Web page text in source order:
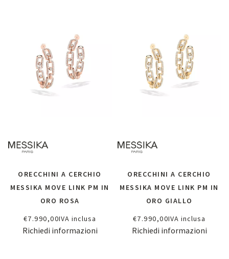
ORECCHINI A CERCHIO
MESSIKA MOVE LINK PM IN
ORO ROSA
€7.990,00IVA inclusa
Richiedi informazioni
ORECCHINI A CERCHIO
MESSIKA MOVE LINK PM IN
ORO GIALLO
€7.990,00IVA inclusa
Richiedi informazioni